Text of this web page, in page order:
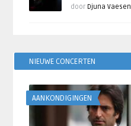
door Djuna Vaesen
NIEUWE CONCERTEN
AANKONDIGINGEN